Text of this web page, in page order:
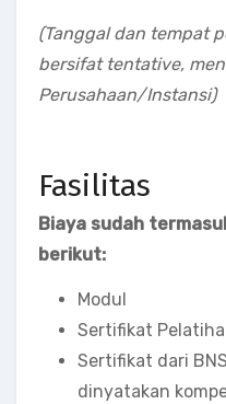
(Tanggal dan tempat
bersifat tentative,
Perusahaan/Instansi)
Fasilitas
Biaya sudah
berikut:
Modul
Sertifikat
Sertifikat dari
dinyatakan